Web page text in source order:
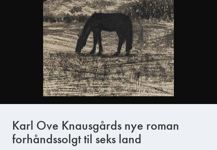
Karl Ove Knausgårds nye roman
forhåndssolgt til seks land